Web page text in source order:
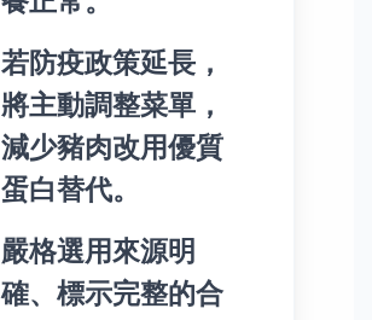
若防疫政策延長，
將主動調整菜單，
減少豬肉改用優質
蛋白替代。
嚴格選用來源明
確、標示完整的合